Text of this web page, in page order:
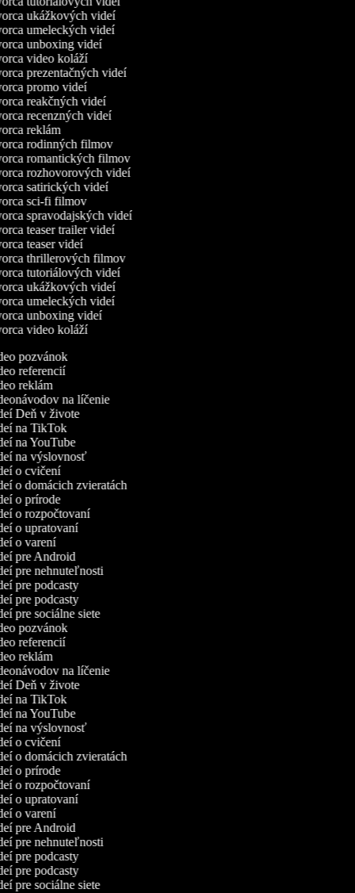
ukážkových videí
umeleckých videí
unboxing videí
video koláží
prezentačných videí
promo videí
reakčných videí
recenzných videí
reklám
rodinných filmov
romantických filmov
rozhovorových videí
satirických videí
sci-fi filmov
spravodajských videí
teaser trailer videí
teaser videí
thrillerových filmov
tutoriálových videí
ukážkových videí
umeleckých videí
unboxing videí
video koláží
pozvánok
referencií
reklám
na líčenie
Deň v živote
na TikTok
na YouTube
na výslovnosť
o cvičení
o domácich zvieratách
o prírode
o rozpočtovaní
o upratovaní
o varení
pre Android
pre nehnuteľnosti
pre podcasty
pre podcasty
pre sociálne siete
pozvánok
referencií
reklám
na líčenie
Deň v živote
na TikTok
na YouTube
na výslovnosť
o cvičení
o domácich zvieratách
o prírode
o rozpočtovaní
o upratovaní
o varení
pre Android
pre nehnuteľnosti
pre podcasty
pre podcasty
pre sociálne siete